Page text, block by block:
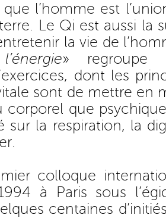
l’homme est
Le Qi est aussi la
la vie de
» regroupe
dont les
sont de mettre en
corporel que
sur la respiration, la
colloque
à Paris sous
centaines